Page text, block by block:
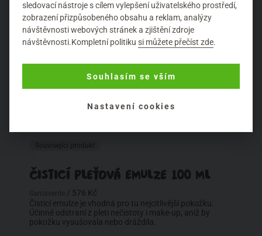
ČISTICÍ PLEŤOVÁ EMULZE 100 ML
/ 576 Kč
Čisticí emulze je vhodná pro tu nejcitlivější pokožku.
Účinně odstraní z pleti nečistoty i make-up, aniž by
pokožku vysušovala nebo dráždila.
sledovací nástroje s cílem vylepšení uživatelského prostředí,
zobrazení přizpůsobeného obsahu a reklam, analýzy
návštěvnosti webových stránek a zjištění zdroje
návštěvnosti.Kompletní politikusi můžete přečíst zde.
Souhlasím se vším
Nastavení cookies